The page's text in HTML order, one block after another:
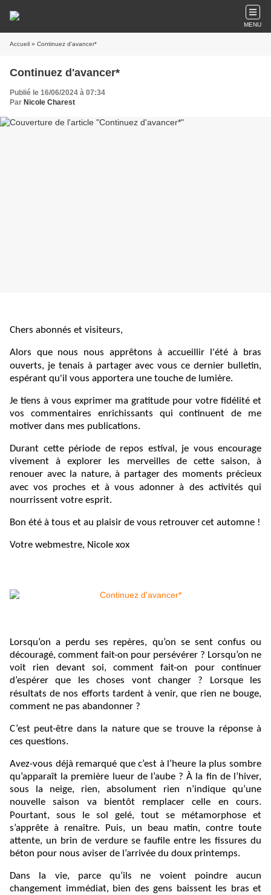
MENU
Accueil » Continuez d'avancer*
Continuez d'avancer*
Publié le 16/06/2024 à 07:34
Par Nicole Charest
Chers abonnés et visiteurs,
Alors que nous nous apprêtons à accueillir l'été à bras
ouverts, je tenais à partager avec vous ce dernier bulletin,
espérant qu'il vous apportera une touche de lumière.
Je tiens à vous exprimer ma gratitude pour votre fidélité et
vos commentaires enrichissants qui continuent de me
motiver dans mes publications.
Durant cette période de repos estival, je vous encourage
vivement à explorer les merveilles de cette saison, à
renouer avec la nature, à partager des moments précieux
avec vos proches et à vous adonner à des activités qui
nourrissent votre esprit.
Bon été à tous et au plaisir de vous retrouver cet automne !
Votre webmestre, Nicole xox
Lorsqu’on a perdu ses repères, qu’on se sent confus ou
découragé, comment fait-on pour persévérer ? Lorsqu’on ne
voit rien devant soi, comment fait-on pour continuer
d’espérer que les choses vont changer ? Lorsque les
résultats de nos efforts tardent à venir, que rien ne bouge,
comment ne pas abandonner ?
C’est peut-être dans la nature que se trouve la réponse à
ces questions.
Avez-vous déjà remarqué que c’est à l’heure la plus sombre
qu’apparaît la première lueur de l’aube ? À la fin de l’hiver,
sous la neige, rien, absolument rien n’indique qu’une
nouvelle saison va bientôt remplacer celle en cours.
Pourtant, sous le sol gelé, tout se métamorphose et
s’apprête à renaître. Puis, un beau matin, contre toute
attente, un brin de verdure se faufile entre les fissures du
béton pour nous aviser de l’arrivée du doux printemps.
Dans la vie, parce qu’ils ne voient poindre aucun
changement immédiat, bien des gens baissent les bras et